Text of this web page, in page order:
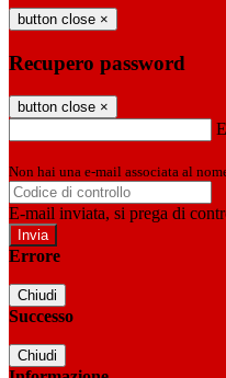
button close ×
Recupero password
button close ×
Non hai una e-mail associata al
E-mail inviata, si prega di
Errore
Chiudi
Successo
Chiudi